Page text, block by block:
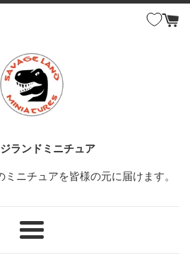
ランドミニチュア
ニチュアを皆様の元に届けます。
メ